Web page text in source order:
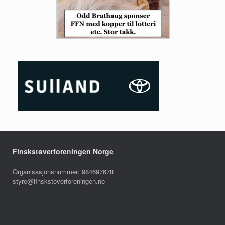
Finskstøverforeningen Norge
Organisasjonsnummer: 984697678
styre@finskstoverforeningen.no